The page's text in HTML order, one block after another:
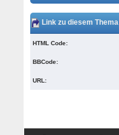
Link zu diesem Thema
HTML Code:
BBCode:
URL: